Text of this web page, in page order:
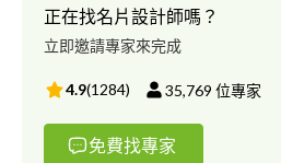
正在找名片設計師嗎？
立即邀請專家來完成
4.9(1284) 35,769 位專家
免費找專家